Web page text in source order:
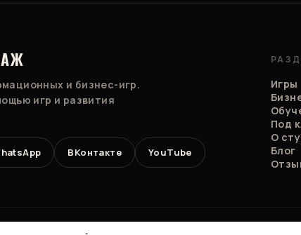
и бизнес-игр.
игр и развития
ВКонтакте YouTube
Игры
Под
О
Блог
Тимофеевич · ОГРНИП 323028000174827